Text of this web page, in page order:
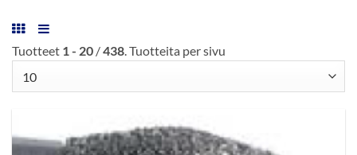
Tuotteet 1 - 20 /438. Tuotteita per sivu